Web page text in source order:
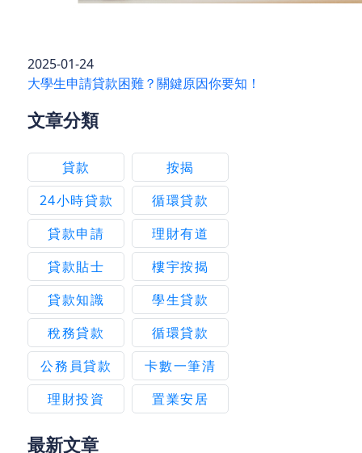
2025-01-24
大學生申請貸款困難？關鍵原因你要知！
文章分類
貸款
按揭
24小時貸款
循環貸款
貸款申請
理財有道
貸款貼士
樓宇按揭
貸款知識
學生貸款
稅務貸款
循環貸款
公務員貸款
卡數一筆清
理財投資
置業安居
最新文章